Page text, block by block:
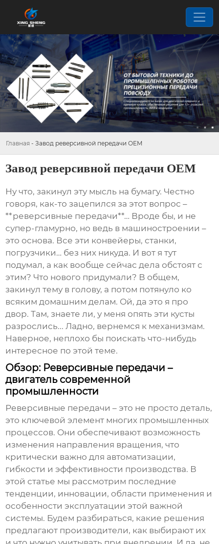
Главная - Завод реверсивной передачи OEM
Завод реверсивной передачи OEM
Ну что, закинул эту мысль на бумагу. Честно
говоря, как-то зацепился за этот вопрос –
**реверсивные передачи**… Вроде бы, и не
супер-гламурно, но ведь в машиностроении –
это основа. Все эти конвейеры, станки,
погрузчики… без них никуда. И вот я тут
подумал, а как вообще сейчас дела обстоят с
этим? Что нового придумали? В общем,
закинул тему в голову, а потом потянуло ко
всяким домашним делам. Ой, да это я про
двор. Там, знаете ли, у меня опять эти кусты
разрослись... Ладно, вернемся к механизмам.
Наверное, неплохо бы поискать что-нибудь
интересное по этой теме.
Обзор: Реверсивные передачи –
двигатель современной
промышленности
Реверсивные передачи – это не просто деталь,
это ключевой элемент многих промышленных
процессов. Они обеспечивают возможность
изменения направления вращения, что
критически важно для автоматизации,
гибкости и эффективности производства. В
этой статье мы рассмотрим последние
тенденции, инновации, области применения и
особенности эксплуатации этой важной
системы. Будем разбираться, какие решения
предлагают производители, как выбирают их